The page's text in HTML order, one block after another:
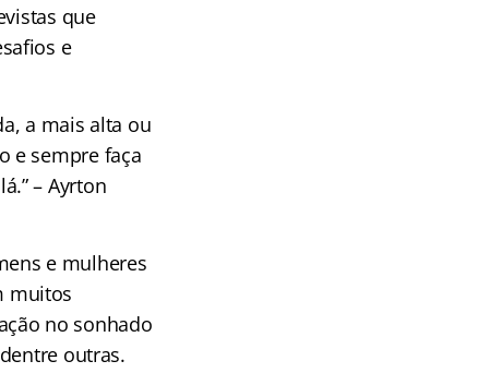
que
e
a mais alta ou
e sempre faça
– Ayrton
e mulheres
muitos
no sonhado
outras.